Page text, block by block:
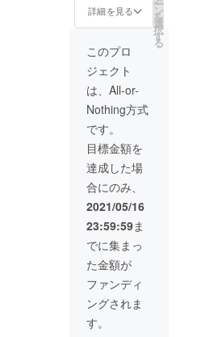
更にな
る可能
りま
す。
ン フ
ウォー
チェ
リーピ
ンク
ロイヤ
プル
ゴール
ド シ
ルバー
透明
ホログ
ホログ
ラム
ゴール
ド ホ
ログラ
ムシル
バー
【12
ト】 ■
セット
内容 ウ
チハク
アプリ
ケー
ク専用
BOX収
納 ●収
録数 ウ
チハ
ク 12
本（各
3cm幅
×10M）
アプリ
ケー
ショ
ン 5枚
詳細を見る ー
ン
を
選
択
す
る
このプロ
ジェクト
は、All-or-
Nothing方式
です。
目標金額を
達成した場
合にのみ、
2021/05/16
23:59:59ま
でに集まっ
た金額が
ファンディ
ングされま
す。